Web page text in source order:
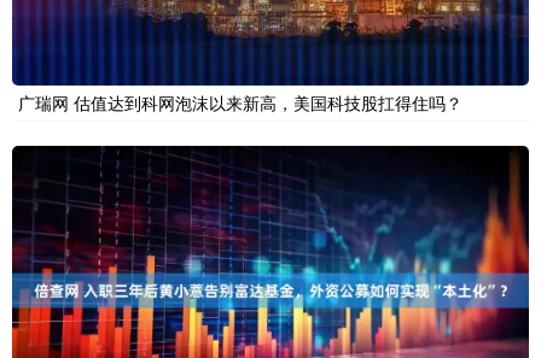
广瑞网 估值达到科网泡沫以来新高，美国科技股扛得住吗？